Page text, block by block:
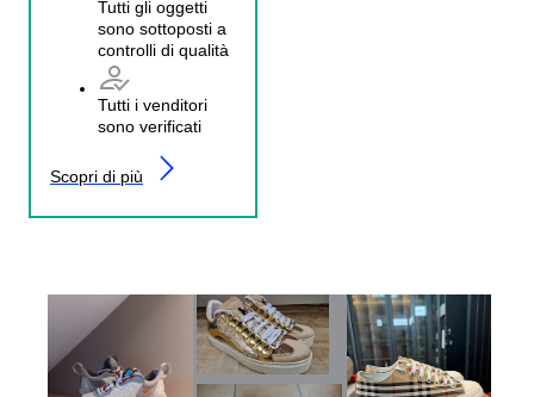
Tutti gli oggetti
sono sottoposti a
controlli di qualità
Tutti i venditori
sono verificati
Scopri di più